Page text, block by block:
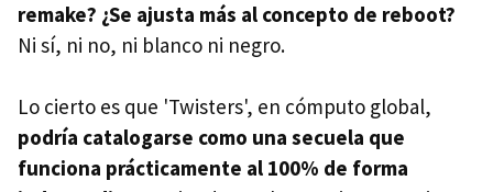
remake? ¿Se ajusta más al concepto de reboot?
Ni sí, ni no, ni blanco ni negro.
Lo cierto es que 'Twisters', en cómputo global,
podría catalogarse como una secuela que
funciona prácticamente al 100% de forma